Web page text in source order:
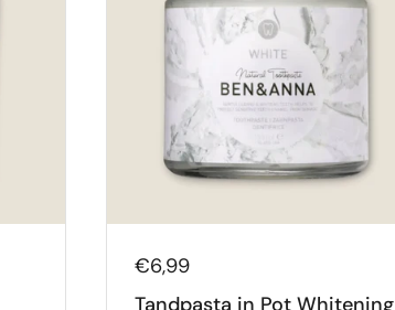
€6,99
Tandpasta in Pot Whitening